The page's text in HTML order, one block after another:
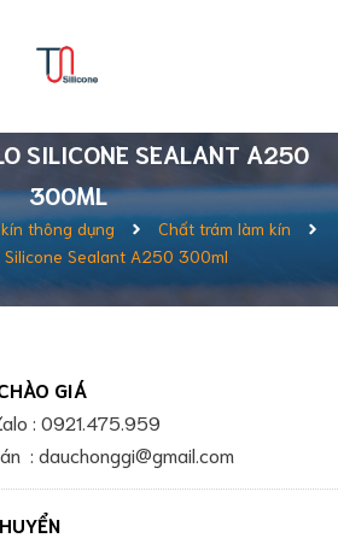
SILICONE SEALANT A250
300ML
thông dụng
Chất trám làm kín
Silicone Sealant A250 300ml
GIÁ
: 0921.475.959
: dauchonggi@gmail.com